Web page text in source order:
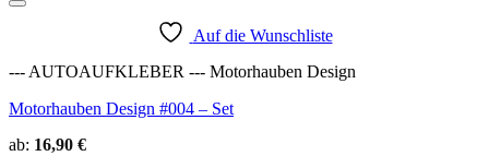
Auf die Wunschliste
--- AUTOAUFKLEBER --- Motorhauben Design
Motorhauben Design #004 – Set
ab: 16,90 €